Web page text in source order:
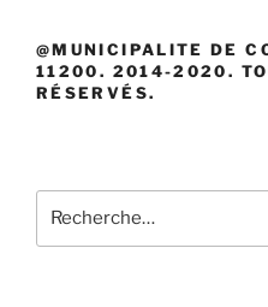
@MUNICIPALITE DE
11200. 2014-2020.
RÉSERVÉS.
pour